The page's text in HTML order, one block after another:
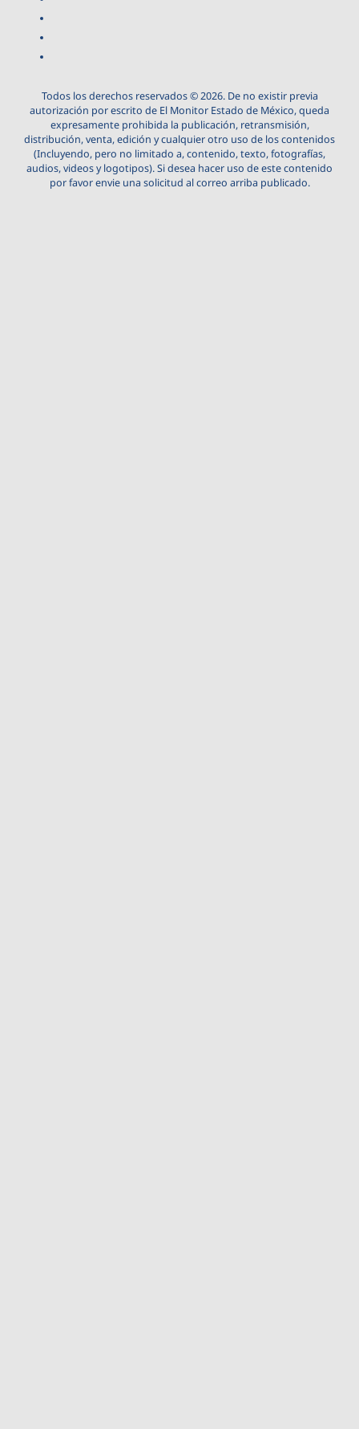
Todos los derechos reservados © 2026. De no existir previa
autorización por escrito de El Monitor Estado de México, queda
expresamente prohibida la publicación, retransmisión,
distribución, venta, edición y cualquier otro uso de los contenidos
(Incluyendo, pero no limitado a, contenido, texto, fotografías,
audios, videos y logotipos). Si desea hacer uso de este contenido
por favor envie una solicitud al correo arriba publicado.